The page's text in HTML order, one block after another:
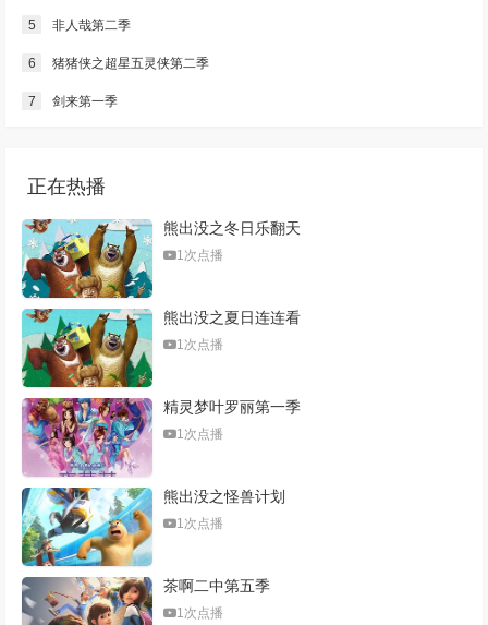
5 非人哉第二季
6 猪猪侠之超星五灵侠第二季
7 剑来第一季
正在热播
熊出没之冬日乐翻天
1次点播
熊出没之夏日连连看
1次点播
精灵梦叶罗丽第一季
1次点播
熊出没之怪兽计划
1次点播
茶啊二中第五季
1次点播